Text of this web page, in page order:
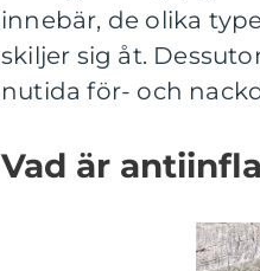
innebär, de olika
skiljer sig åt.
nutida för- och
Vad är